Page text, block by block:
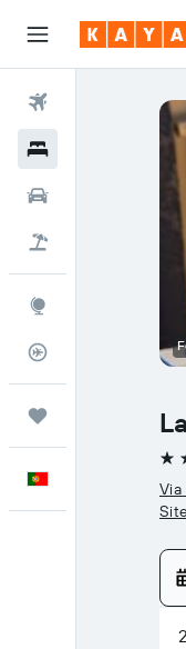
Monitorizador
2
Via